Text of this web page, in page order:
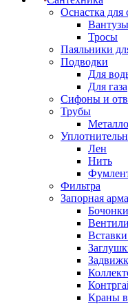
Оснастка для
Вантузы
Тросы
Паяльники
Подводки
Для
Для газа
Сифоны и
Трубы
Лен
Нить
Фильтра
Запорная
Бочонки
Вентили
Краны